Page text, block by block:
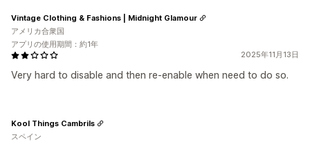
2025年11月13日
Very hard to disable and then re-enable when need to do so.
Vintage Clothing & Fashions | Midnight Glamour
アメリカ合衆国
アプリの使用期間：約1年
Kool Things Cambrils
スペイン